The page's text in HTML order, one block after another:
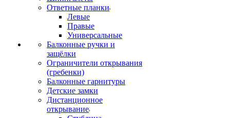
Ответные планки
Левые
Правые
Универсальные
Балконные ручки и
защёлки
Ограничители открывания
(гребенки)
Балконные гарнитуры
Детские замки
Дистанционное
открывание